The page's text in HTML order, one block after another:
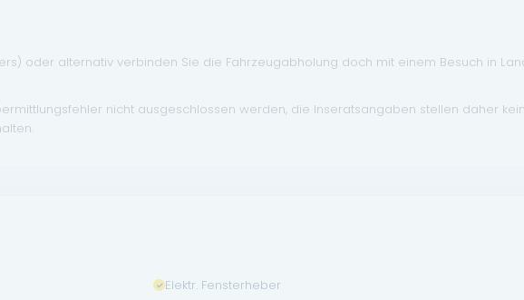
oder alternativ verbinden Sie die Fahrzeugabholung doch mit einem Besuch in
nicht ausgeschlossen werden, die Inseratsangaben stellen daher
Elektr. Fensterheber